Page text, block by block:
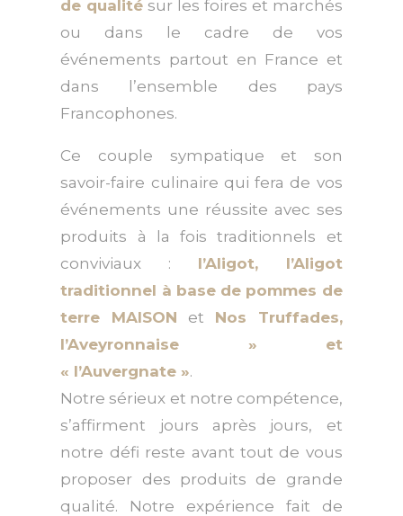
de qualité sur les foires et marchés
ou dans le cadre de vos
événements partout en France et
dans l’ensemble des pays
Francophones.
Ce couple sympatique et son
savoir-faire culinaire qui fera de vos
événements une réussite avec ses
produits à la fois traditionnels et
conviviaux : l’Aligot, l’Aligot
traditionnel à base de pommes de
terre MAISON et Nos Truffades,
l’Aveyronnaise » et
« l’Auvergnate ».
Notre sérieux et notre compétence,
s’affirment jours après jours, et
notre défi reste avant tout de vous
proposer des produits de grande
qualité. Notre expérience fait de